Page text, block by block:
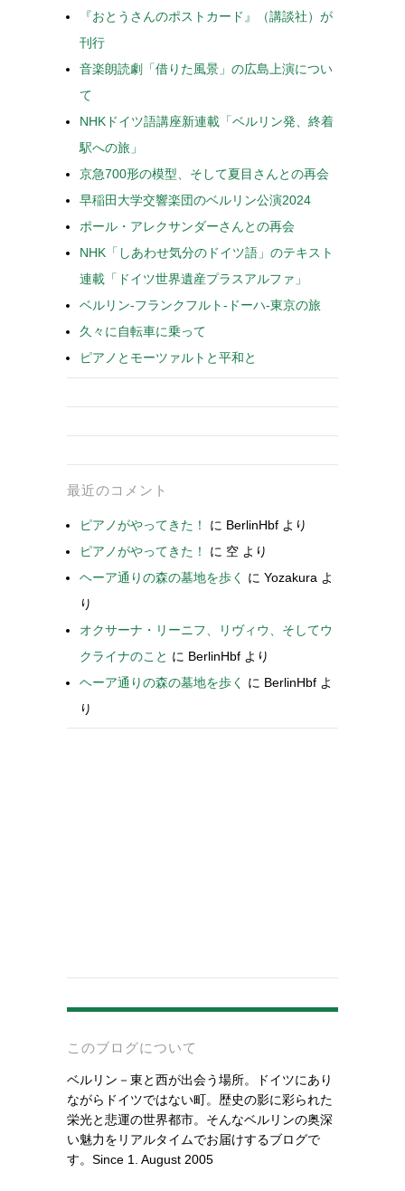
『おとうさんのポストカード』（講談社）が
刊行
音楽朗読劇「借りた風景」の広島上演につい
て
NHKドイツ語講座新連載「ベルリン発、終着
駅への旅」
京急700形の模型、そして夏目さんとの再会
早稲田大学交響楽団のベルリン公演2024
ポール・アレクサンダーさんとの再会
NHK「しあわせ気分のドイツ語」のテキスト
連載「ドイツ世界遺産プラスアルファ」
ベルリン-フランクフルト-ドーハ-東京の旅
久々に自転車に乗って
ピアノとモーツァルトと平和と
最近のコメント
ピアノがやってきた！ に BerlinHbf より
ピアノがやってきた！
に 空 より
ヘーア通りの森の墓地を歩く
に Yozakura よ
り
オクサーナ・リーニフ、リヴィウ、そしてウ
クライナのこと に BerlinHbf より
ヘーア通りの森の墓地を歩く
に BerlinHbf よ
り
このブログについて
ベルリン－東と西が出会う場所。ドイツにあり
ながらドイツではない町。歴史の影に彩られた
栄光と悲運の世界都市。そんなベルリンの奥深
い魅力をリアルタイムでお届けするブログで
す。Since 1. August 2005